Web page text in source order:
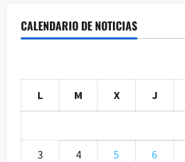
CALENDARIO DE NOTICIAS
L M X J
3 4 5 6